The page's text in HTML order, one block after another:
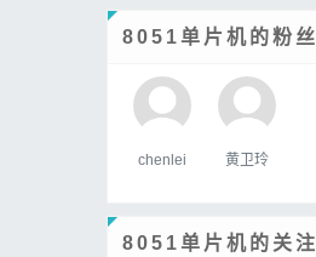
8051单片机的粉丝
chenlei 黄卫玲
8051单片机的关注